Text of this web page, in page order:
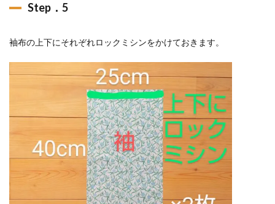
Step．5
袖布の上下にそれぞれロックミシンをかけておきます。